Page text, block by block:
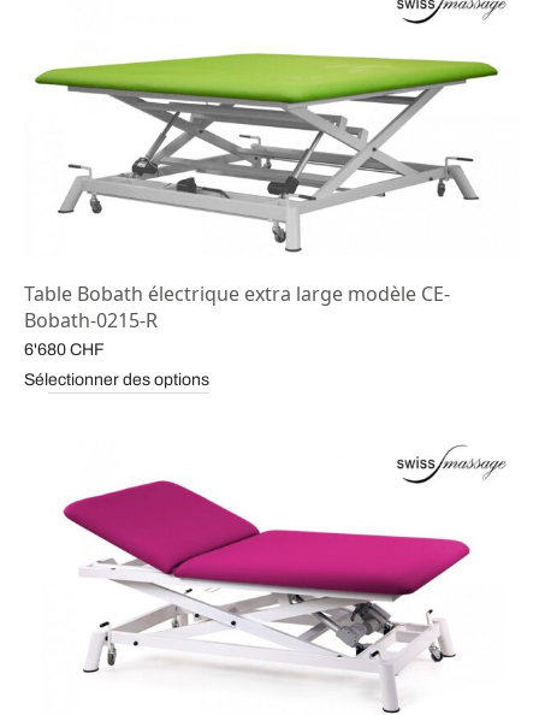
Table Bobath électrique extra large modèle CE-
Bobath-0215-R
6'680 CHF
Sélectionner des options